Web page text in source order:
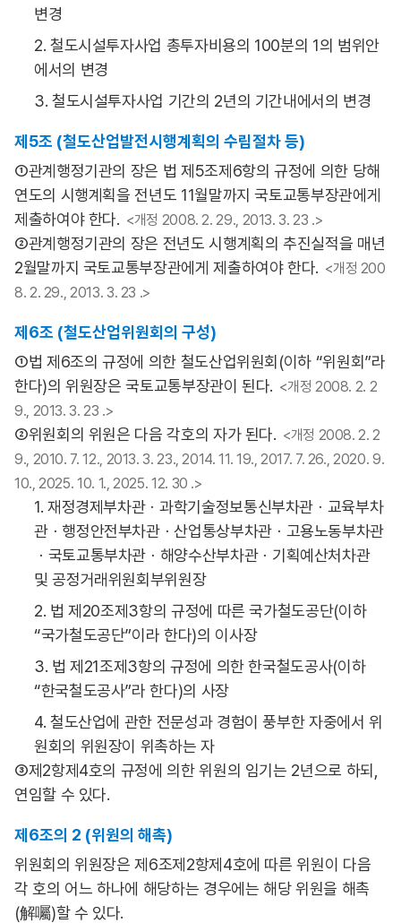
변경
2. 철도시설투자사업 총투자비용의 100분의 1의 범위안
에서의 변경
3. 철도시설투자사업 기간의 2년의 기간내에서의 변경
제5조 (철도산업발전시행계획의 수립절차 등)
①관계행정기관의 장은 법 제5조제6항의 규정에 의한 당해
연도의 시행계획을 전년도 11월말까지 국토교통부장관에게
제출하여야 한다. <개정 2008. 2. 29., 2013. 3. 23 .>
②관계행정기관의 장은 전년도 시행계획의 추진실적을 매년
2월말까지 국토교통부장관에게 제출하여야 한다. <개정 200
8. 2. 29., 2013. 3. 23 .>
제6조 (철도산업위원회의 구성)
①법 제6조의 규정에 의한 철도산업위원회(이하 “위원회”라
한다)의 위원장은 국토교통부장관이 된다. <개정 2008. 2. 2
9., 2013. 3. 23 .>
②위원회의 위원은 다음 각호의 자가 된다. <개정 2008. 2. 2
9., 2010. 7. 12., 2013. 3. 23., 2014. 11. 19., 2017. 7. 26., 2020. 9.
10., 2025. 10. 1., 2025. 12. 30 .>
1. 재정경제부차관ㆍ과학기술정보통신부차관ㆍ교육부차
관ㆍ행정안전부차관ㆍ산업통상부차관ㆍ고용노동부차관
ㆍ국토교통부차관ㆍ해양수산부차관ㆍ기획예산처차관
및 공정거래위원회부위원장
2. 법 제20조제3항의 규정에 따른 국가철도공단(이하
“국가철도공단”이라 한다)의 이사장
3. 법 제21조제3항의 규정에 의한 한국철도공사(이하
“한국철도공사”라 한다)의 사장
4. 철도산업에 관한 전문성과 경험이 풍부한 자중에서 위
원회의 위원장이 위촉하는 자
③제2항제4호의 규정에 의한 위원의 임기는 2년으로 하되,
연임할 수 있다.
제6조의 2 (위원의 해촉)
위원회의 위원장은 제6조제2항제4호에 따른 위원이 다음
각 호의 어느 하나에 해당하는 경우에는 해당 위원을 해촉
(解囑)할 수 있다.